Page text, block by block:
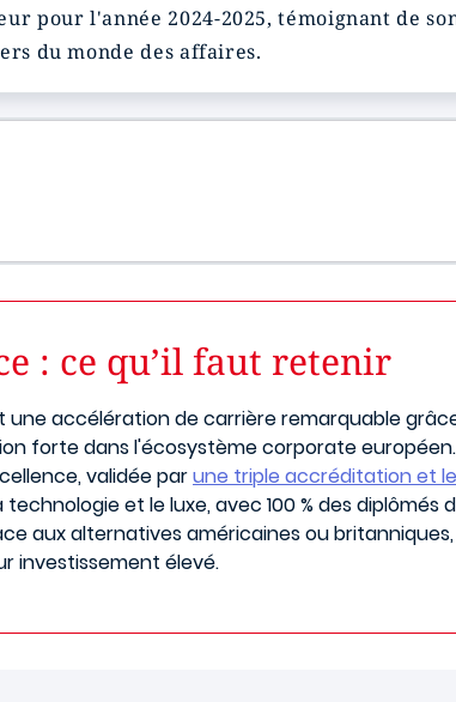
pour l'année 2024-2025, témoignant de
du monde des affaires.
: ce qu’il faut retenir
accélération de carrière remarquable
forte dans l'écosystème corporate
validée parune triple accréditation et
et le luxe, avec 100 % des diplômés
aux alternatives américaines ou britanniques,
investissement élevé.